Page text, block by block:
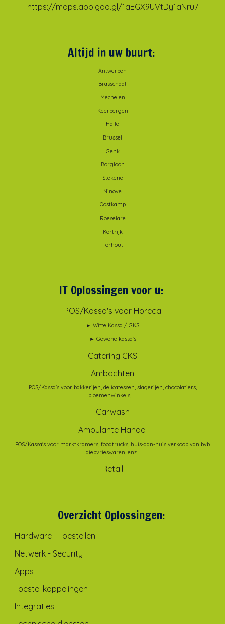
https://maps.app.goo.gl/1aEGX9UVtDy1aNru7
Altijd in uw buurt:
Antwerpen
Brasschaat
Mechelen
Keerbergen
Halle
Brussel
Genk
Borgloon
Stekene
Ninove
Oostkamp
Roeselare
Kortrijk
Torhout
IT Oplossingen voor u:
POS/Kassa's voor Horeca
► Witte Kassa / GKS
► Gewone kassa's
Catering GKS
Ambachten
POS/Kassa's voor bakkerijen, delicatessen, slagerijen, chocolatiers,
bloemenwinkels, ....
Carwash
Ambulante Handel
POS/Kassa's voor marktkramers, foodtrucks, huis-aan-huis verkoop van bvb
diepvrieswaren, enz.
Retail
Overzicht Oplossingen:
Hardware - Toestellen
Netwerk - Security
Apps
Toestel koppelingen
Integraties